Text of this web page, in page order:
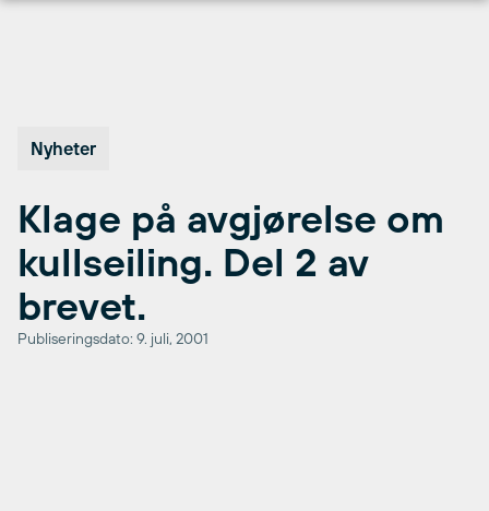
Nyheter
Klage på avgjørelse om
kullseiling. Del 2 av
brevet.
Publiseringsdato: 9. juli, 2001